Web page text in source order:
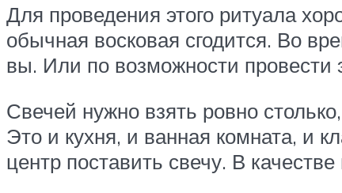
Для проведения этого ритуала
обычная восковая сгодится. Во
вы. Или по возможности провести
Свечей нужно взять ровно
Это и кухня, и ванная комната, и
центр поставить свечу. В